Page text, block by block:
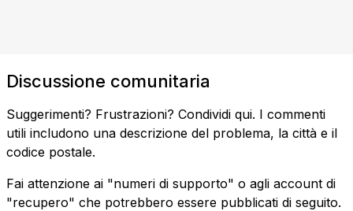
Discussione comunitaria
Suggerimenti? Frustrazioni? Condividi qui. I commenti
utili includono una descrizione del problema, la città e il
codice postale.
Fai attenzione ai "numeri di supporto" o agli account di
"recupero" che potrebbero essere pubblicati di seguito.